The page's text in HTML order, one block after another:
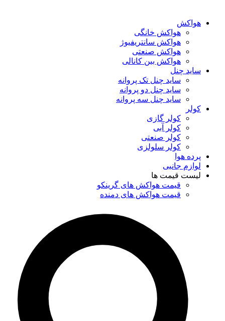
هواکش
هواکش خانگی
هواکش سانتریفیوژ
هواکش صنعتی
هواکش بین کانالی
ساید چنل
ساید چنل تک پروانه
ساید چنل دو پروانه
ساید چنل سه پروانه
کولر
کولر گازی
کولر آبی
کولر صنعتی
کولر سلولزی
پرده هوا
لوازم جانبی
لیست قیمت ها
قیمت هواکش های گرینکو
قیمت هواکش های دمنده